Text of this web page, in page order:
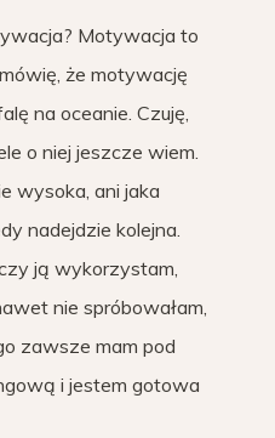
Motywacja to
że motywację
na oceanie. Czuję,
o niej jeszcze wiem.
wysoka, ani jaka
nadejdzie kolejna.
ją wykorzystam,
nie spróbowałam,
zawsze mam pod
i jestem gotowa